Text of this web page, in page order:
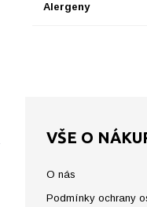
Alergeny
VŠE O
O nás
Podmínky ochrany